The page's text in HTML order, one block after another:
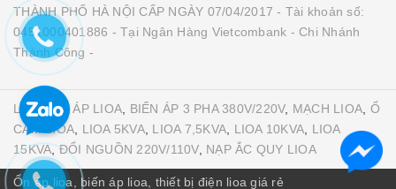
THÀNH PHỐ HÀ NỘI CẤP NGÀY 07/04/2017 - Tài khoản số:
0451000401886 - Tại Ngân Hàng Vietcombank - Chi Nhánh
Thành Công -
LIOA, ỔN ÁP LIOA BIẾN ÁP 3 PHA 380V/220V, MẠCH LIOA Ổ
CẮM LIOA
LIOA 5KVA, LIOA 7,5KVA LIOA 10KVA
LIOA
15KVA,ĐỔI NGUỒN 220V/110V, NẠP ẮC QUY LIOA
Ổn áp lioa, biến áp lioa, thiết bị điện lioa giá rẻ